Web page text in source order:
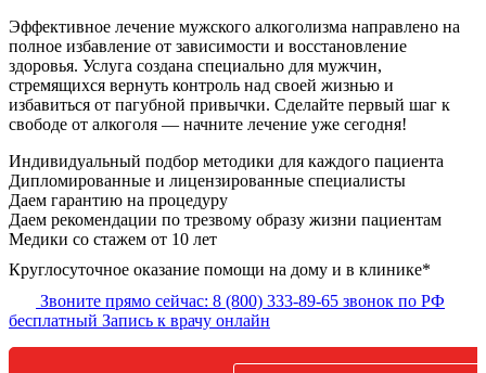
Эффективное лечение мужского алкоголизма направлено на
полное избавление от зависимости и восстановление
здоровья. Услуга создана специально для мужчин,
стремящихся вернуть контроль над своей жизнью и
избавиться от пагубной привычки. Сделайте первый шаг к
свободе от алкоголя — начните лечение уже сегодня!
Индивидуальный подбор методики для каждого пациента
Дипломированные и лицензированные специалисты
Даем гарантию на процедуру
Даем рекомендации по трезвому образу жизни пациентам
Медики со стажем от 10 лет
Круглосуточное оказание помощи на дому и в клинике*
Звоните прямо сейчас: 8 (800) 333-89-65 звонок по РФ
бесплатный Запись к врачу онлайн